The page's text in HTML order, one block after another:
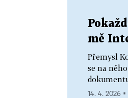
mě
Přemysl
se na
14. 4. 2026